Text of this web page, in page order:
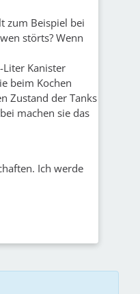
zum Beispiel bei
störts? Wenn
Kanister
beim Kochen
Zustand der Tanks
machen sie das
Ich werde